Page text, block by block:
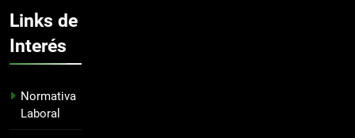
Links de
Interés
Normativa
Laboral